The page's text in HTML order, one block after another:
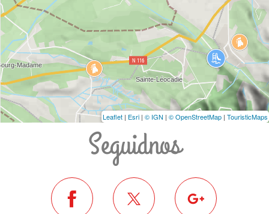
Leaflet | Esri | © IGN | © OpenStreetMap | TouristicMaps
Seguidnos